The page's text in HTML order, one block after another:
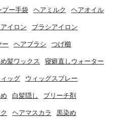
プー手袋 ヘアミルク ヘアオイル
イロン ブラシアイロン
ー ヘアブラシ つげ櫛
め髪ワックス 寝癖直しウォーター
ッグ ウィッグスプレー
白髪隠し ブリーチ剤
ヘアマスカラ 黒染め